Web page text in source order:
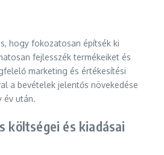
hogy fokozatosan építsék ki
fejlesszék termékeiket és
marketing és értékesítési
a bevételek jelentős növekedése
év után.
költségei és kiadásai